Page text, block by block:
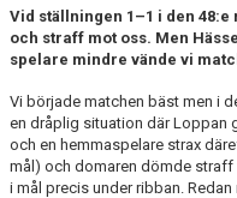
Vid ställningen 1–1 i den
och straff mot oss. Men
spelare mindre vände vi
Vi började matchen bäst men i
en dråplig situation där Loppan
och en hemmaspelare strax
mål) och domaren dömde
i mål precis under ribban.